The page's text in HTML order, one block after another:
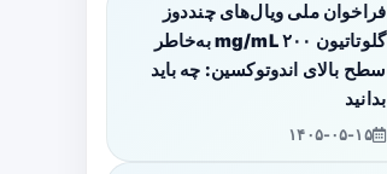
فراخوان ملی ویال‌های چنددوز
گلوتاتیون ۲۰۰ mg/mL به‌خاطر
سطح بالای اندوتوکسین: چه باید
بدانید
۱۴۰۵-۰۵-۱۵